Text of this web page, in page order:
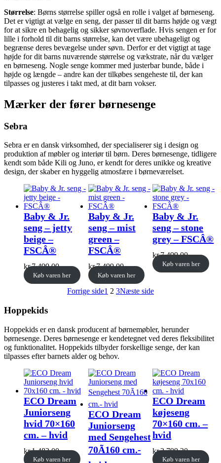
Størrelse: Børns størrelse spiller også en rolle i valget af børneseng.
Det er vigtigt at vælge en seng, der passer til dit barns højde og vægt
for at sikre en behagelig og sikker søvnoverflade. Hvis sengen er for
lille i forhold til dit barns størrelse, kan det være ubehageligt og
begrænse deres bevægelse under søvn. Derfor er det vigtigt at tage
højde for dit barns nuværende størrelse og vækstrate, når du vælger
en børneseng. Nogle senge kommer med justerbar bunde, både i
højde og længde – andre kan der tilkøbes sengeheste til, der kan
tilpasses og justeres i takt med, at dit barn vokser.
Mærker der fører børnesenge
Sebra
Sebra er en dansk virksomhed, der specialiserer sig i design og
produktion af møbler og interiør til børn. Deres børnesenge, tidligere
kendt som både Kili og Juno, er kendt for deres unikke og kreative
design, der skaber en hyggelig atmosfære i børneværelset.
Baby & Jr.
seng – jetty
beige –
FSCÂ®
kr.7.499,00
Køb varen her
Baby & Jr.
seng – mist
green –
FSCÂ®
kr.7.499,00
Køb varen her
Baby & Jr.
seng – stone
grey – FSCÂ®
kr.7.499,00
Køb varen her
Forrige side1 2 3Næste side
Hoppekids
Hoppekids er en dansk producent af børnemøbler, herunder
børnesenge. Deres børnesenge er kendetegnet ved deres fleksibilitet
og funktionalitet. Hoppekids tilbyder forskellige senge, der kan
tilpasses efter barnets alder og behov.
ECO Dream
Juniorseng
hvid 70×160
cm. – hvid
kr.1.483,00
Køb varen her
ECO Dream
Juniorseng
med Sengehest
70Ã160 cm.-
ECO Dream
køjeseng
70×160 cm. –
hvid
kr.2.799,20
Køb varen her